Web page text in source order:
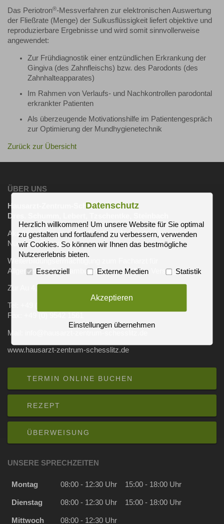
Das Periotron®-Messverfahren zur elektronischen Auswertung
der Fließrate (Menge) der Sulkusflüssigkeit liefert objektive und
reproduzierbare Ergebnisse und wird somit sinnvollerweise
angewendet:
Zur Frühdiagnostik einer entzündlichen Erkrankung der
Gingiva (des Zahnfleischs) bzw. des Parodonts (des
Zahnhalteapparates)
Im Rahmen von Verlaufs- und Nachkontrollen parodontal
erkrankter Patienten
Als überzeugende Motivationshilfe im Patientengespräch
zur Optimierung der Mundhygienetechnik
Zurück zur Übersicht
ÜBER UNS
Hausarzt-Zentrum-Scheßlitz
Dres. Schumm, Lebert, Tzschentke, Steinbach
Akadem. Lehrpraxis der Friedrich-Alexander-Universität
Nürnberg-Erlangen
Weiterbildungsermächtigung zum Facharzt für
Allgemeinmedizin (ambulante hausärztliche Versorgung)
Zur Au 4, 96110 Scheßlitz
Tel: +49 (0) 9542 501
Fax: +49 (0) 9542 1561
Mail: info@hausarzt-zentrum-schesslitz.de
www.hausarzt-zentrum-schesslitz.de
TERMIN ONLINE BUCHEN
REZEPT
ÜBERWEISUNG
UNSERE SPRECHZEITEN
Montag 08:00 - 12:30 Uhr 15:00 - 18:00 Uhr
Dienstag 08:00 - 12:30 Uhr 15:00 - 18:00 Uhr
Mittwoch 08:00 - 12:30 Uhr
Datenschutz
Herzlich willkommen! Um unsere Website für Sie optimal
zu gestalten und fortlaufend zu verbessern, verwenden
wir Cookies. So können wir Ihnen das bestmögliche
Nutzererlebnis bieten.
Essenziell Externe Medien Statistik
Akzeptieren
Einstellungen übernehmen